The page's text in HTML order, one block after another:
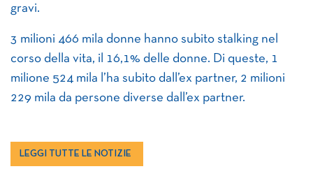
gravi.
3 milioni 466 mila donne hanno subito stalking nel
corso della vita, il 16,1% delle donne. Di queste, 1
milione 524 mila l’ha subito dall’ex partner, 2 milioni
229 mila da persone diverse dall’ex partner.
LEGGI TUTTE LE NOTIZIE